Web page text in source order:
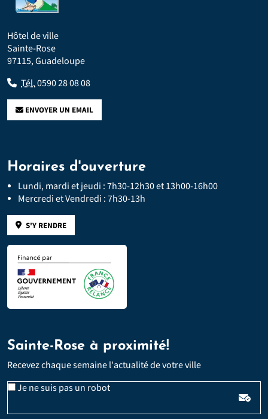
Hôtel de ville
Sainte-Rose
97115, Guadeloupe
Tél.0590 28 08 08
ENVOYER UN EMAIL
Horaires d'ouverture
Lundi, mardi et jeudi : 7h30-12h30 et 13h00-16h00
Mercredi et Vendredi : 7h30-13h
S'Y RENDRE
Sainte-Rose à proximité!
Recevez chaque semaine l'actualité de votre ville
Je ne suis pas un robotVeuillez laisser ce champ vide :
Email